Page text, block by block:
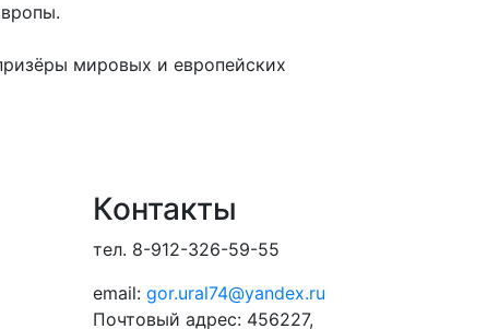
мировых и европейских
Контакты
тел. 8-912-326-59-55
email: gor.ural74@yandex.ru
Почтовый адрес: 456227,